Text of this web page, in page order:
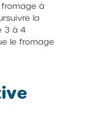
fromage à
la
3 à 4
le fromage